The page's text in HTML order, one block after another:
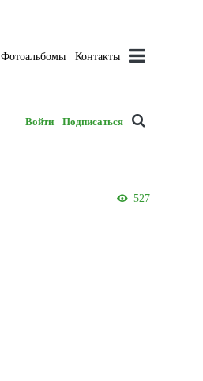
Фотоальбомы Контакты
Войти Подписаться
527